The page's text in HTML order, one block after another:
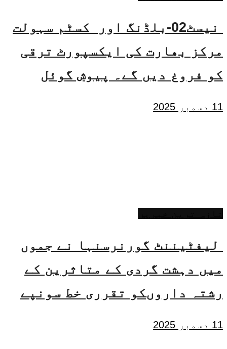
نیسٹ02-بلڈنگ اور کسٹم سہولت
مرکز بھارت کی ایکسپورٹ ترقی
کو فروغ دیں گے۔ پیوش گوئل
11 دسمبر 2025
لیفٹیننٹ گورنرسنہا نے جموں
میں دہشت گردی کے متاثرین کے
رشتہ داروںکو تقرری خط سونپے
11 دسمبر 2025